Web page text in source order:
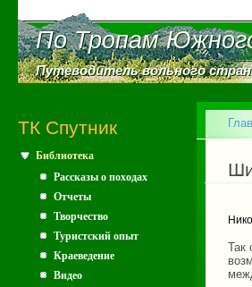
По Тропам
По Тропам
Путеводитель вольного
Путеводитель вольного
ТК Спутник
Библиотека
Рассказы о походах
Отчеты
Творчество
Туристский опыт
Краеведение
Видео
Так